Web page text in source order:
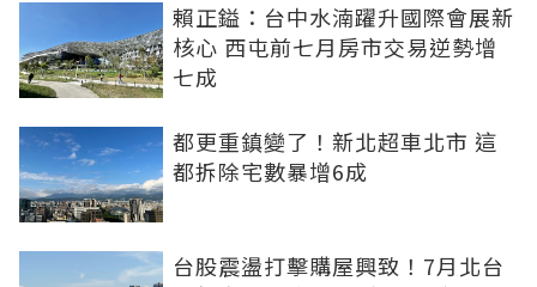
賴正鎰：台中水湳躍升國際會展新
核心 西屯前七月房市交易逆勢增
七成
都更重鎮變了！新北超車北市 這
都拆除宅數暴增6成
台股震盪打擊購屋興致！7月北台